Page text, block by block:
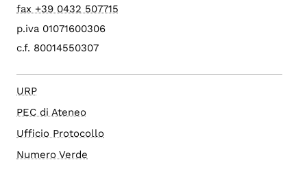
fax +39 0432 507715
p.iva 01071600306
c.f. 80014550307
URP
PEC di Ateneo
Ufficio Protocollo
Numero Verde